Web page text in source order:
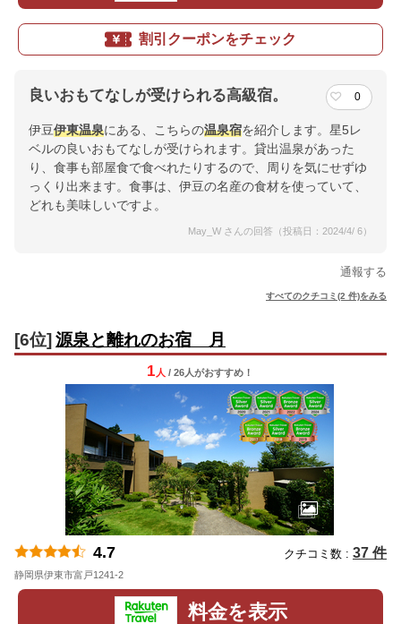
割引クーポンをチェック
良いおもてなしが受けられる高級宿。 0
伊豆伊東温泉にある、こちらの温泉宿を紹介します。星5レ
ベルの良いおもてなしが受けられます。貸出温泉があった
り、食事も部屋食で食べれたりするので、周りを気にせずゆ
っくり出来ます。食事は、伊豆の名産の食材を使っていて、
どれも美味しいですよ。
May_W さんの回答（投稿日：2024/4/ 6）
通報する
すべてのクチコミ(2 件)をみる
[6位] 源泉と離れのお宿 月
1 人 / 26人がおすすめ！
4.7 クチコミ数 : 37 件
静岡県伊東市富戸1241-2
料金を表示